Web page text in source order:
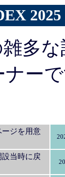
2025
多
ナー
ージを用意
設当時に戻